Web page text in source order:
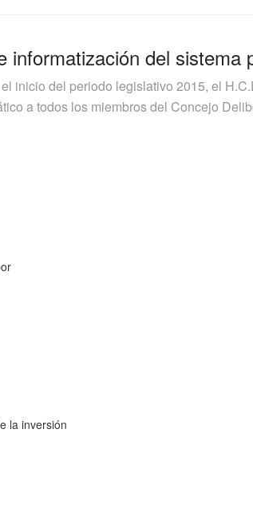
informatización del sistema
inicio del periodo legislativo 2015, el
a todos los miembros del Concejo
la inversión